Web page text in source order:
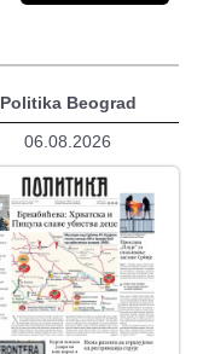
Politika Beograd
06.08.2026